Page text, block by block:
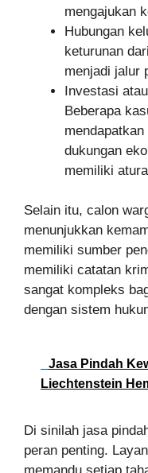
mengajukan
Hubungan
keturunan
menjadi jalur
Investasi
Beberapa
dukungan
memiliki
Selain itu, calon
menunjukkan
memiliki sumber
memiliki catatan
sangat kompleks
dengan sistem
Jasa Pindah
Liechtenstein
Di sinilah jasa
peran penting.
memandu setiap